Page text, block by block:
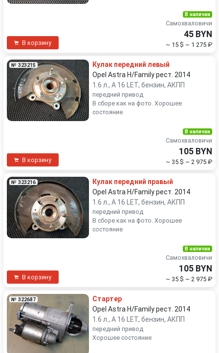
В корзину
В наличии
Самохваловичи
45 BYN
~ 15 $ ~ 1 275 ₽
№ 323215
Кулак передний левый
Opel Astra H/Family рест. 2014
1.6 л., A 16 LET, бензин, АКПП
передний привод
В сборе как на фото. Хорошее
состояние
В корзину
В наличии
Самохваловичи
105 BYN
~ 35 $ ~ 2 975 ₽
№ 323216
Кулак передний правый
Opel Astra H/Family рест. 2014
1.6 л., A 16 LET, бензин, АКПП
передний привод
В сборе как на фото. Хорошее
состояние
В корзину
В наличии
Самохваловичи
105 BYN
~ 35 $ ~ 2 975 ₽
№ 322687
Стартер
Opel Astra H/Family рест. 2014
1.6 л., A 16 LET, бензин, АКПП
передний привод
Хорошее состояние